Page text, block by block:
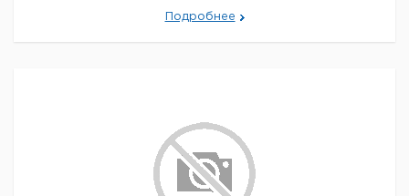
Подробнее